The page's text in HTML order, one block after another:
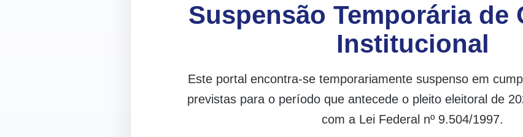
Suspensão Temporária de
Institucional
Este portal encontra-se temporariamente suspenso em
previstas para o período que antecede o pleito eleitoral de
com a Lei Federal nº 9.504/1997.